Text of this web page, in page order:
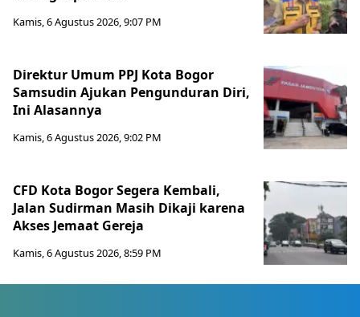
Kamis, 6 Agustus 2026, 9:07 PM
Direktur Umum PPJ Kota Bogor
Samsudin Ajukan Pengunduran Diri,
Ini Alasannya
Kamis, 6 Agustus 2026, 9:02 PM
CFD Kota Bogor Segera Kembali,
Jalan Sudirman Masih Dikaji karena
Akses Jemaat Gereja
Kamis, 6 Agustus 2026, 8:59 PM